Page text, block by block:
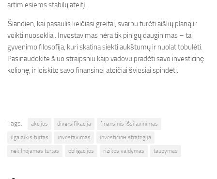
artimiesiems stabilų ateitį.
Šiandien, kai pasaulis keičiasi greitai, svarbu turėti aiškų planą ir
veikti nuosekliai. Investavimas nėra tik pinigų dauginimas – tai
gyvenimo filosofija, kuri skatina siekti aukštumų ir nuolat tobulėti.
Pasinaudokite šiuo straipsniu kaip vadovu pradėti savo investicinę
kelionę, ir leiskite savo finansinei ateičiai šviesiai spindėti.
Tags: akcijos diversifikacija
finansinis išsilavinimas
ilgalaikis turtas
investavimas
investicinė strategija
nekilnojamas turtas
obligacijos rizikos valdymas taupymas